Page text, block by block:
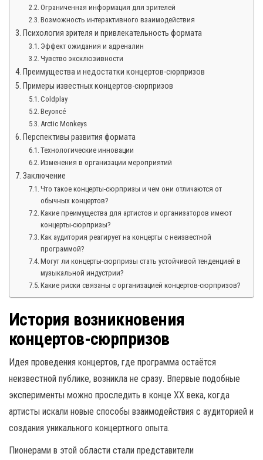
Ограниченная информация для зрителей
Возможность интерактивного взаимодействия
Психология зрителя и привлекательность формата
Эффект ожидания и адреналин
Чувство эксклюзивности
Преимущества и недостатки концертов-сюрпризов
Примеры известных концертов-сюрпризов
Coldplay
Beyoncé
Arctic Monkeys
Перспективы развития формата
Технологические инновации
Изменения в организации мероприятий
Заключение
Что такое концерты-сюрпризы и чем они отличаются от
обычных концертов?
Какие преимущества для артистов и организаторов имеют
концерты-сюрпризы?
Как аудитория реагирует на концерты с неизвестной
программой?
Могут ли концерты-сюрпризы стать устойчивой тенденцией в
музыкальной индустрии?
Какие риски связаны с организацией концертов-сюрпризов?
История возникновения
концертов-сюрпризов
Идея проведения концертов, где программа остаётся
неизвестной публике, возникла не сразу. Впервые подобные
эксперименты можно проследить в конце XX века, когда
артисты искали новые способы взаимодействия с аудиторией и
создания уникального концертного опыта.
Пионерами в этой области стали представители